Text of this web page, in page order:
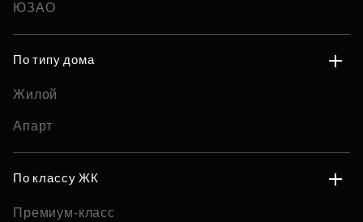
ЮЗАО
По типу дома
Жилой
Апарт
По классу ЖК
Премиум-класс